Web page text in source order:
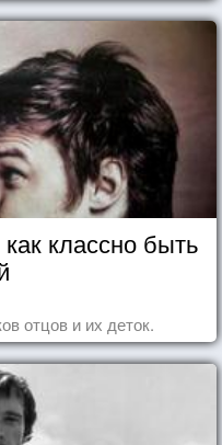
классно быть
отцов и их деток.